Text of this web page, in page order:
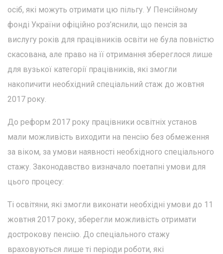
осіб, які можуть отримати цю пільгу. У Пенсійному
фонді України офіційно роз’яснили, що пенсія за
вислугу років для працівників освіти не була повністю
скасована, але право на її отримання збереглося лише
для вузької категорії працівників, які змогли
накопичити необхідний спеціальний стаж до жовтня
2017 року.
До реформ 2017 року працівники освітніх установ
мали можливість виходити на пенсію без обмеження
за віком, за умови наявності необхідного спеціального
стажу. Законодавство визначало поетапні умови для
цього процесу:
Ті освітяни, які змогли виконати необхідні умови до 11
жовтня 2017 року, зберегли можливість отримати
дострокову пенсію. До спеціального стажу
враховуються лише ті періоди роботи, які